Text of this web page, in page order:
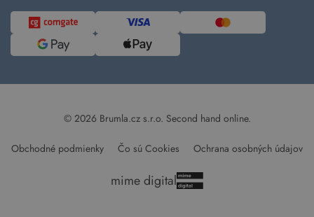
Pre médiá
© 2026 Brumla.cz s.r.o. Second hand online.
Obchodné podmienky Čo sú Cookies Ochrana osobných údajov
mime digital